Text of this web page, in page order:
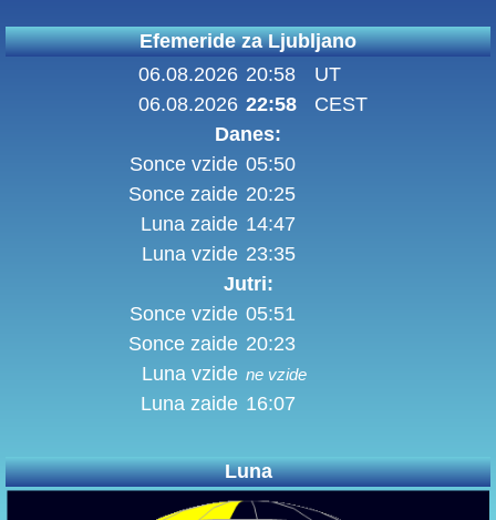
Efemeride za Ljubljano
06.08.2026 20:58
UT
06.08.2026 22:58
CEST
Danes:
Sonce vzide 05:50
Sonce zaide 20:25
Luna zaide 14:47
Luna vzide 23:35
Jutri:
Sonce vzide 05:51
Sonce zaide 20:23
Luna vzide ne vzide
Luna zaide 16:07
Luna